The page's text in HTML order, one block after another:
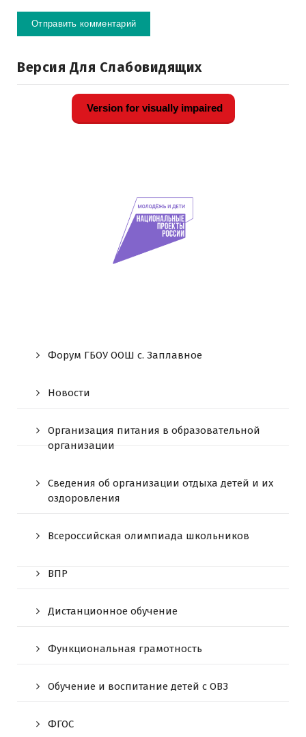
Версия Для Слабовидящих
Version for visually impaired
Форум ГБОУ ООШ c. Заплавное
Новости
Организация питания в образовательной
организации
Сведения об организации отдыха детей и их
оздоровления
Всероссийская олимпиада школьников
ВПР
Дистанционное обучение
Функциональная грамотность
Обучение и воспитание детей с ОВЗ
ФГОС